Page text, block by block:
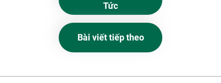
Tức
Bài viết tiếp theo